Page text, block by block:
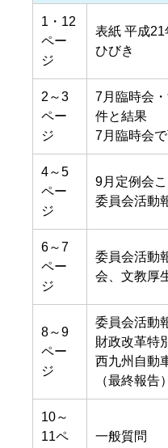
1・12
ペー
ジ
表紙 平成21
ひびき
2～3
ペー
ジ
7月臨時会
件と結果
7月臨時会
4～5
ペー
ジ
9月定例会
委員会活動
6～7
ペー
ジ
委員会活動
会、文教厚
8～9
ペー
ジ
委員会活動
財政改革特
西九州自動
（最終報告）
10～
11ペ
一般質問